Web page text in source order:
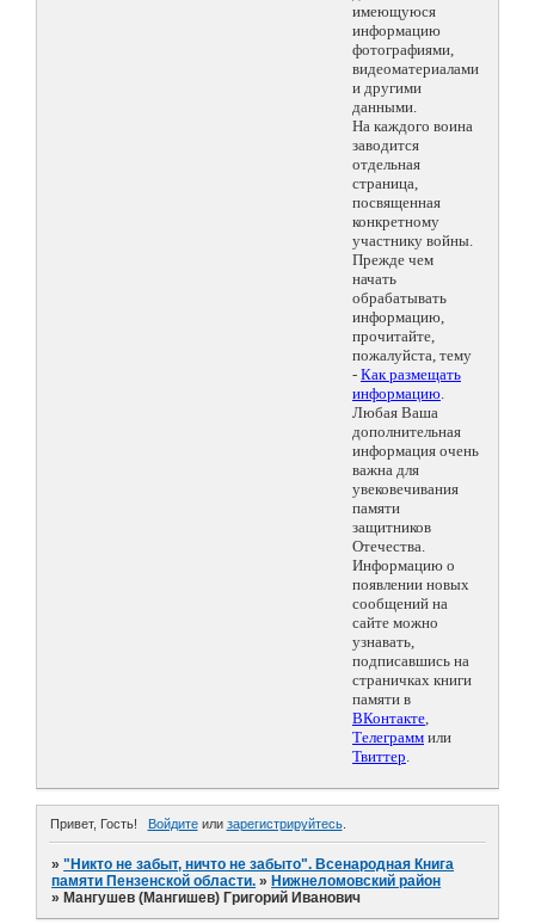
имеющуюся
информацию
фотографиями,
видеоматериалами
и другими
данными.
На каждого воина
заводится
отдельная
страница,
посвященная
конкретному
участнику войны.
Прежде чем
начать
обрабатывать
информацию,
прочитайте,
пожалуйста, тему
- Как размещать
информацию.
Любая Ваша
дополнительная
информация очень
важна для
увековечивания
памяти
защитников
Отечества.
Информацию о
появлении новых
сообщений на
сайте можно
узнавать,
подписавшись на
страничках книги
памяти в
ВКонтакте,
Телеграмм или
Твиттер.
Привет, Гость! Войдитеили зарегистрируйтесь.
»"Никто не забыт, ничто не забыто". Всенародная Книга
памяти Пензенской области. » Нижнеломовский район
» Мангушев (Мангишев) Григорий Иванович